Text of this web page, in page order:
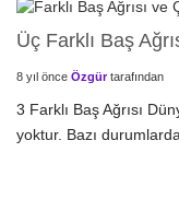
Üç Farklı Baş
8 yıl önce Özgürtarafından
3 Farklı Baş Ağrısı
yoktur. Bazı